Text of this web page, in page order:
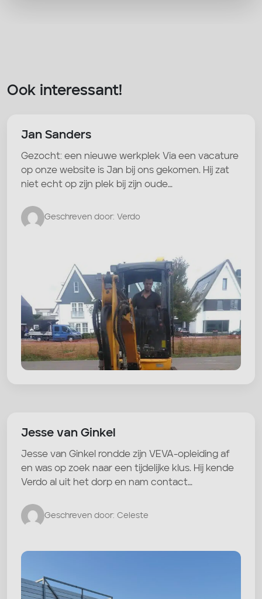
Ook interessant!
Jan Sanders
Gezocht: een nieuwe werkplek Via een vacature
op onze website is Jan bij ons gekomen. Hij zat
niet echt op zijn plek bij zijn oude…
Geschreven door: Verdo
Jesse van Ginkel
Jesse van Ginkel rondde zijn VEVA-opleiding af
en was op zoek naar een tijdelijke klus. Hij kende
Verdo al uit het dorp en nam contact…
Geschreven door: Celeste